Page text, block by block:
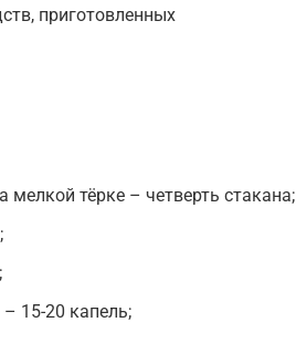
приготовленных
мелкой тёрке – четверть стакана;
15-20 капель;